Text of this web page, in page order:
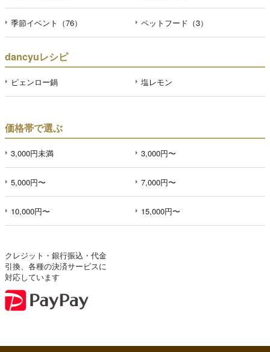
季節イベント（76） ペットフード（3）
dancyuレシピ
ピェンロー鍋 塩レモン
価格帯で選ぶ
3,000円未満 3,000円〜
5,000円〜 7,000円〜
10,000円〜 15,000円〜
クレジット・銀行振込・代金
引換、各種の決済サービスに
対応しています